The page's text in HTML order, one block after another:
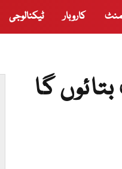
کاروبار ٹیکنالوجی
گا